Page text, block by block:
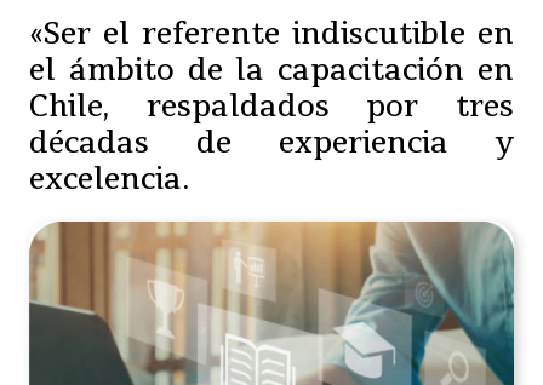
«Ser el referente indiscutible en
el ámbito de la capacitación en
Chile, respaldados por tres
décadas de experiencia y
excelencia.